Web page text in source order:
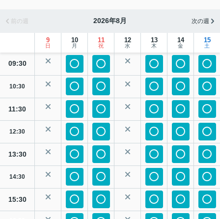
前の週 2026年8月 次の週
9
日
10
月
11
祝
12
水
13
木
14
金
15
土
09:30
10:30
11:30
12:30
13:30
14:30
15:30